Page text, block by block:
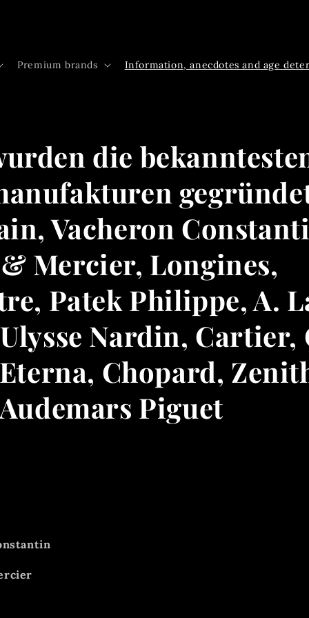
Premium brands Information, anecdotes and age
die
Vacheron
Mercier, Longines,
Patek Philippe, A.
Nardin, Cartier,
Chopard,
Piguet